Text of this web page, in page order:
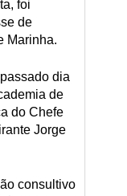
foi
de
Marinha.
dia
de
do Chefe
Jorge
consultivo